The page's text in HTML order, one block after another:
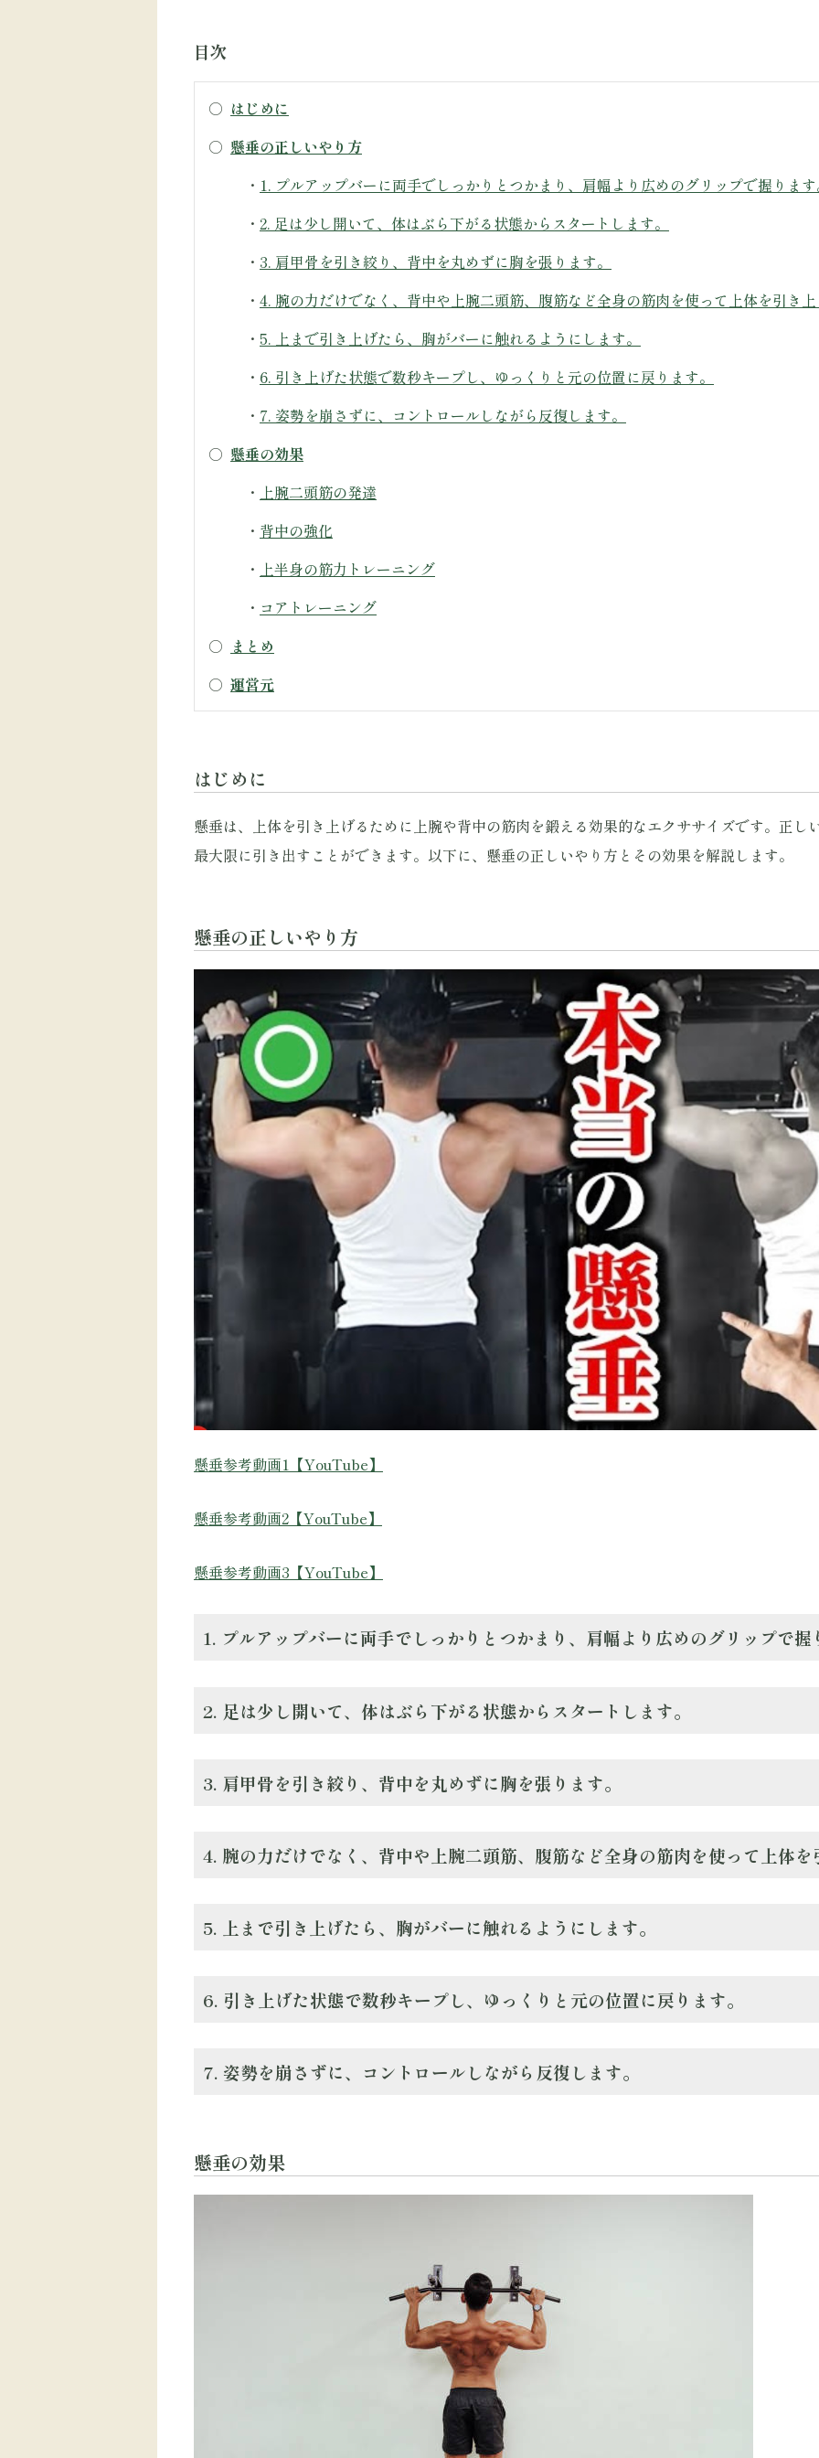
目次
○ はじめに
○ 懸垂の正しいやり方
・ 1. プルアップバーに両手でしっかりとつかまり、肩幅より広めのグリップで握りま
・ 2. 足は少し開いて、体はぶら下がる状態からスタートします。
・ 3. 肩甲骨を引き絞り、背中を丸めずに胸を張ります。
・ 4. 腕の力だけでなく、背中や上腕二頭筋、腹筋など全身の筋肉を使って上体を引き
・ 5. 上まで引き上げたら、胸がバーに触れるようにします。
・ 6. 引き上げた状態で数秒キープし、ゆっくりと元の位置に戻ります。
・ 7. 姿勢を崩さずに、コントロールしながら反復します。
○ 懸垂の効果
・ 上腕二頭筋の発達
・ 背中の強化
・ 上半身の筋力トレーニング
・ コアトレーニング
○ まとめ
○ 運営元
はじめに
懸垂は、上体を引き上げるために上腕や背中の筋肉を鍛える効果的なエクササイズです。正し
最大限に引き出すことができます。以下に、懸垂の正しいやり方とその効果を解説します。
懸垂の正しいやり方
懸垂参考動画1【YouTube】
懸垂参考動画2【YouTube】
懸垂参考動画3【YouTube】
1. プルアップバーに両手でしっかりとつかまり、肩幅より広めのグリップで握
2. 足は少し開いて、体はぶら下がる状態からスタートします。
3. 肩甲骨を引き絞り、背中を丸めずに胸を張ります。
4. 腕の力だけでなく、背中や上腕二頭筋、腹筋など全身の筋肉を使って上体
5. 上まで引き上げたら、胸がバーに触れるようにします。
6. 引き上げた状態で数秒キープし、ゆっくりと元の位置に戻ります。
7. 姿勢を崩さずに、コントロールしながら反復します。
懸垂の効果